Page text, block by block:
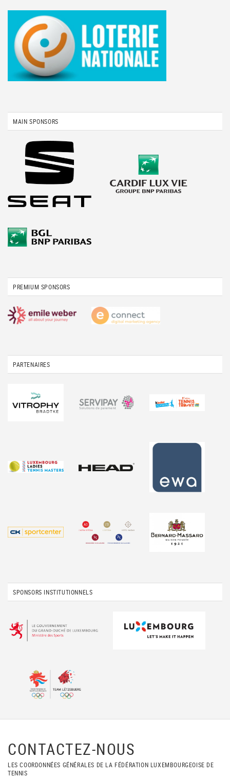
MAIN SPONSORS
PREMIUM SPONSORS
PARTENAIRES
SPONSORS INSTITUTIONNELS
CONTACTEZ-NOUS
LES COORDONNÉES GÉNÉRALES DE LA FÉDÉRATION LUXEMBOURGEOISE DE
TENNIS